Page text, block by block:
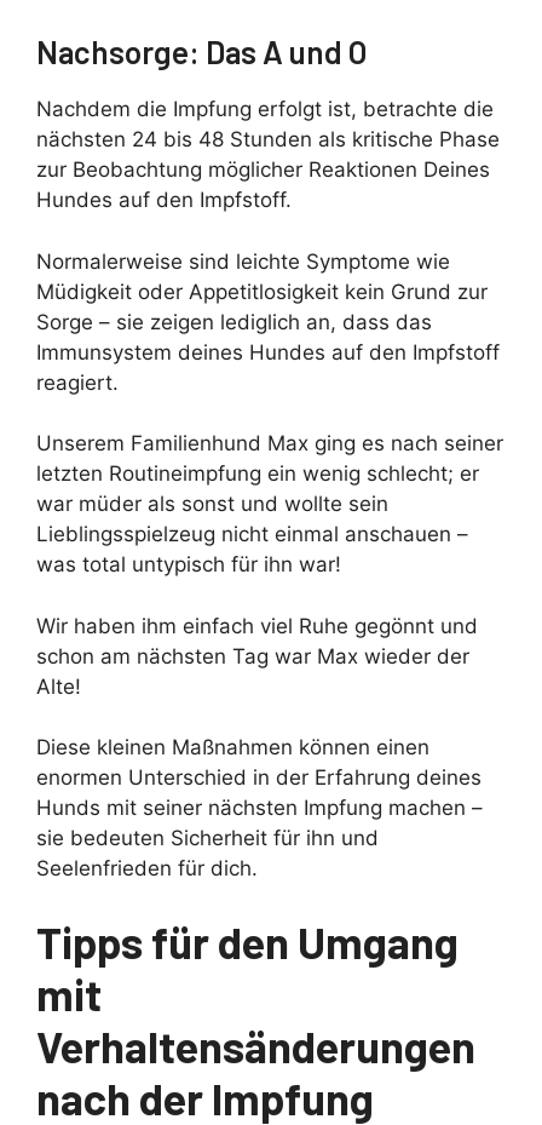
Nachsorge: Das A und O
Nachdem die Impfung erfolgt ist, betrachte die
nächsten 24 bis 48 Stunden als kritische Phase
zur Beobachtung möglicher Reaktionen Deines
Hundes auf den Impfstoff.
Normalerweise sind leichte Symptome wie
Müdigkeit oder Appetitlosigkeit kein Grund zur
Sorge – sie zeigen lediglich an, dass das
Immunsystem deines Hundes auf den Impfstoff
reagiert.
Unserem Familienhund Max ging es nach seiner
letzten Routineimpfung ein wenig schlecht; er
war müder als sonst und wollte sein
Lieblingsspielzeug nicht einmal anschauen –
was total untypisch für ihn war!
Wir haben ihm einfach viel Ruhe gegönnt und
schon am nächsten Tag war Max wieder der
Alte!
Diese kleinen Maßnahmen können einen
enormen Unterschied in der Erfahrung deines
Hunds mit seiner nächsten Impfung machen –
sie bedeuten Sicherheit für ihn und
Seelenfrieden für dich.
Tipps für den Umgang
mit
Verhaltensänderungen
nach der Impfung